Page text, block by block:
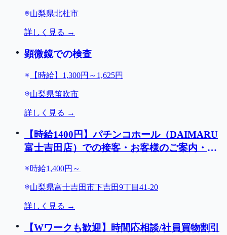
山梨県北杜市
詳しく見る →
顕微鏡での検査
【時給】1,300円～1,625円
山梨県笛吹市
詳しく見る →
【時給1400円】パチンコホール（DAIMARU
富士吉田店）での接客・お客様のご案内・店
時給1,400円～
山梨県富士吉田市下吉田9丁目41-20
詳しく見る →
【Wワークも歓迎】時間応相談/社員買物割引